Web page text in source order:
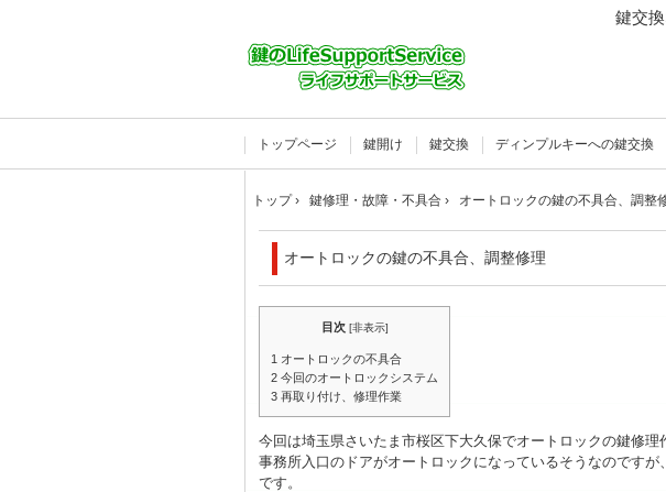
鍵交
トップページ 鍵開け 鍵交換 ディンプルキーへの鍵交換
トップ› 鍵修理・故障・不具合 › オートロックの鍵の不具合、調整
オートロックの鍵の不具合、調整修理
目次 [非表示]
1 オートロックの不具合
2 今回のオートロックシステム
3 再取り付け、修理作業
今回は埼玉県さいたま市桜区下大久保でオートロックの鍵修理
事務所入口のドアがオートロックになっているそうなのです
です。